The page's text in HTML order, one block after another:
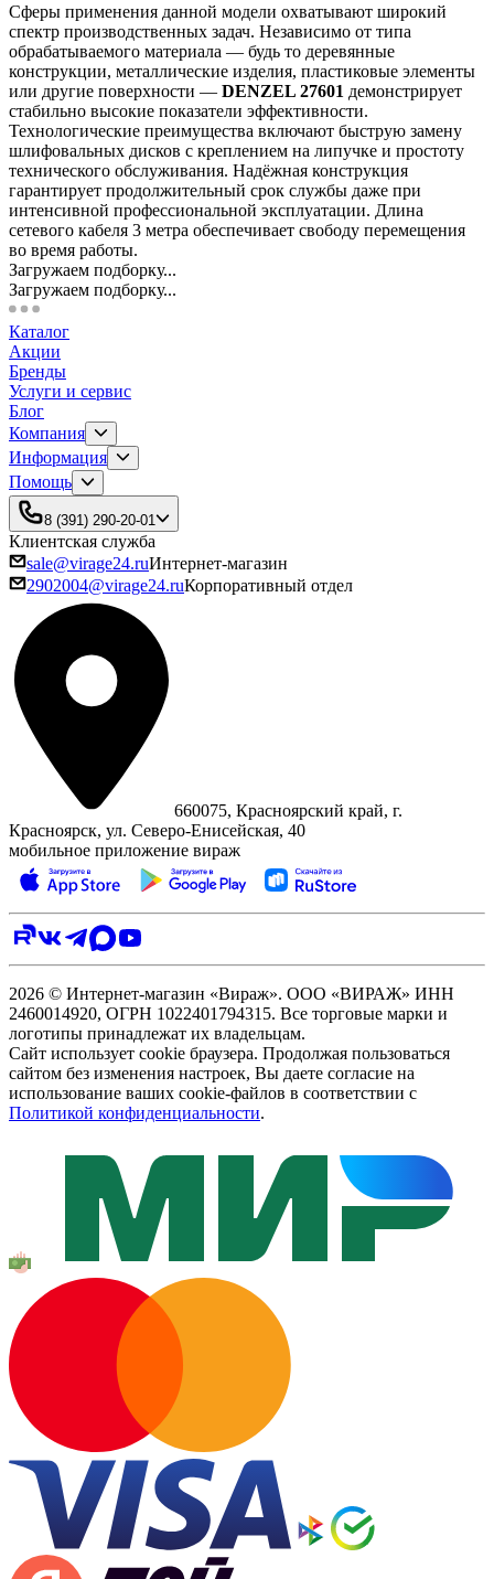
Сферы применения данной модели охватывают широкий
спектр производственных задач. Независимо от типа
обрабатываемого материала — будь то деревянные
конструкции, металлические изделия, пластиковые элементы
или другие поверхности — DENZEL 27601 демонстрирует
стабильно высокие показатели эффективности.
Технологические преимущества включают быструю замену
шлифовальных дисков с креплением на липучке и простоту
технического обслуживания. Надёжная конструкция
гарантирует продолжительный срок службы даже при
интенсивной профессиональной эксплуатации. Длина
сетевого кабеля 3 метра обеспечивает свободу перемещения
во время работы.
Загружаем подборку...
Загружаем подборку...
Каталог
Акции
Бренды
Услуги и сервис
Блог
Компания
Информация
Помощь
8 (391) 290-20-01
Клиентская служба
sale@virage24.ruИнтернет-магазин
2902004@virage24.ruКорпоративный отдел
660075, Красноярский край, г.
Красноярск, ул. Северо‑Енисейская, 40
мобильное приложение вираж
2026 © Интернет-магазин «Вираж». ООО «ВИРАЖ» ИНН
2460014920, ОГРН 1022401794315. Все торговые марки и
логотипы принадлежат их владельцам.
Сайт использует cookie браузера. Продолжая пользоваться
сайтом без изменения настроек, Вы даете согласие на
использование ваших cookie-файлов в соответствии с
Политикой конфиденциальности.